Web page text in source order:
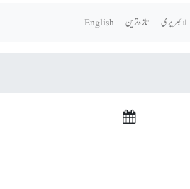
لائبریری تازہ ترین English